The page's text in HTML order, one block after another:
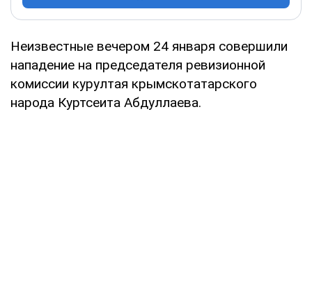
Неизвестные вечером 24 января совершили
нападение на председателя ревизионной
комиссии курултая крымскотатарского
народа Куртсеита Абдуллаева.